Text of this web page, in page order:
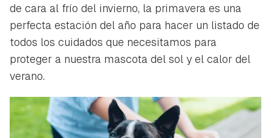
de cara al frío del invierno, la primavera es una
perfecta estación del año para hacer un listado de
todos los cuidados que necesitamos para
proteger a nuestra mascota del sol y el calor del
verano.